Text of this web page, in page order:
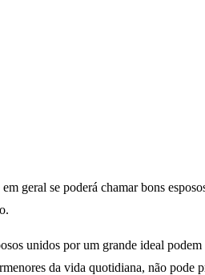
geral se poderá chamar bons
unidos por um grande ideal
da vida quotidiana, não pode